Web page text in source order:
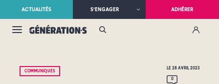
ACTUALITÉS S’ENGAGER ADHÉRER
COMMUNIQUÉS
LE 28 AVRIL 2023
0